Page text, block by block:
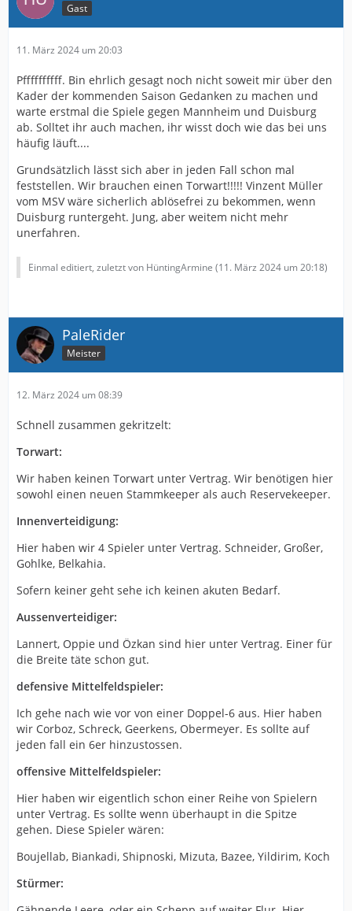
Gast
11. März 2024 um 20:03
Pffffffffff. Bin ehrlich gesagt noch nicht soweit mir über den
Kader der kommenden Saison Gedanken zu machen und
warte erstmal die Spiele gegen Mannheim und Duisburg
ab. Solltet ihr auch machen, ihr wisst doch wie das bei uns
häufig läuft....
Grundsätzlich lässt sich aber in jeden Fall schon mal
feststellen. Wir brauchen einen Torwart!!!!! Vinzent Müller
vom MSV wäre sicherlich ablösefrei zu bekommen, wenn
Duisburg runtergeht. Jung, aber weitem nicht mehr
unerfahren.
Einmal editiert, zuletzt von HüntingArmine (11. März 2024 um 20:18)
PaleRider
Meister
12. März 2024 um 08:39
Schnell zusammen gekritzelt:
Torwart:
Wir haben keinen Torwart unter Vertrag. Wir benötigen hier
sowohl einen neuen Stammkeeper als auch Reservekeeper.
Innenverteidigung:
Hier haben wir 4 Spieler unter Vertrag. Schneider, Großer,
Gohlke, Belkahia.
Sofern keiner geht sehe ich keinen akuten Bedarf.
Aussenverteidiger:
Lannert, Oppie und Özkan sind hier unter Vertrag. Einer für
die Breite täte schon gut.
defensive Mittelfeldspieler:
Ich gehe nach wie vor von einer Doppel-6 aus. Hier haben
wir Corboz, Schreck, Geerkens, Obermeyer. Es sollte auf
jeden fall ein 6er hinzustossen.
offensive Mittelfeldspieler:
Hier haben wir eigentlich schon einer Reihe von Spielern
unter Vertrag. Es sollte wenn überhaupt in die Spitze
gehen. Diese Spieler wären:
Boujellab, Biankadi, Shipnoski, Mizuta, Bazee, Yildirim, Koch
Stürmer: